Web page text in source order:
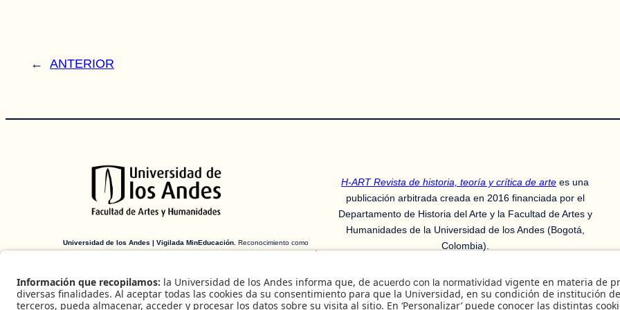
← ANTERIOR
Universidad de los Andes | Vigilada MinEducación. Reconocimiento como
Universidad: Decreto 1297 del 30 de mayo de 1964. Reconocimiento personería
H-ART Revista de historia, teoría y crítica de arte es una
publicación arbitrada creada en 2016 financiada por el
Departamento de Historia del Arte y la Facultad de Artes y
Humanidades de la Universidad de los Andes (Bogotá,
Colombia).